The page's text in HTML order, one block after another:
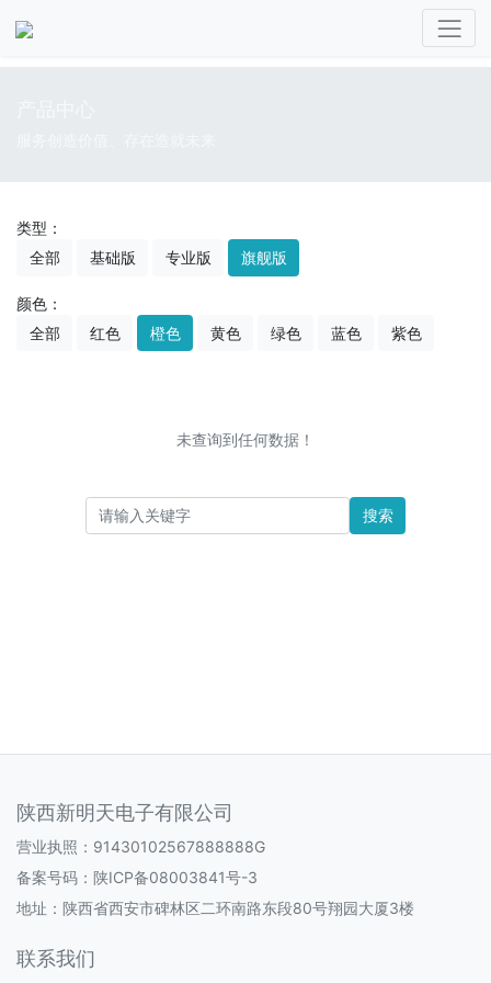
类型：
全部
基础版 专业版 旗舰版
颜色：
全部
红色 橙色 黄色 绿色 蓝色 紫色
未查询到任何数据！
搜索
陕西新明天电子有限公司
营业执照：91430102567888888G
备案号码： 陕ICP备08003841号-3
地址：陕西省西安市碑林区二环南路东段80号翔园大厦3楼
联系我们